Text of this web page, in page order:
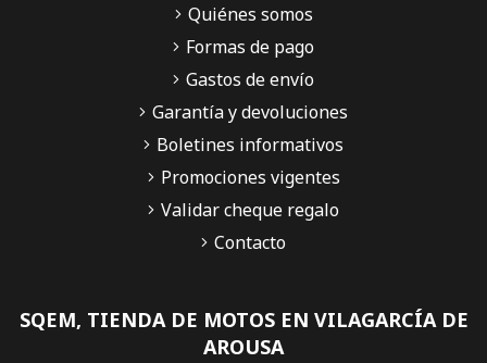
SQEM, TIENDA DE MOTOS EN VILAGARCÍA DE
AROUSA
Quiénes somos
Formas de pago
Gastos de envío
Garantía y devoluciones
Boletines informativos
Promociones vigentes
Validar cheque regalo
Contacto